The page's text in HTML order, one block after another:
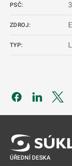
PSČ:
ZDROJ:
TYP:
Odkaz seOdkaz
ÚŘEDNÍ DESKA